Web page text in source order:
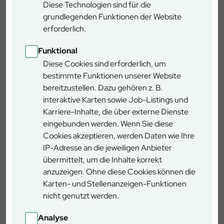
Diese Technologien sind für die
grundlegenden Funktionen der Website
erforderlich.
Funktional
Diese Cookies sind erforderlich, um
bestimmte Funktionen unserer Website
bereitzustellen. Dazu gehören z. B.
interaktive Karten sowie Job-Listings und
Karriere-Inhalte, die über externe Dienste
eingebunden werden. Wenn Sie diese
Cookies akzeptieren, werden Daten wie Ihre
IP-Adresse an die jeweiligen Anbieter
übermittelt, um die Inhalte korrekt
anzuzeigen. Ohne diese Cookies können die
Karten- und Stellenanzeigen-Funktionen
nicht genutzt werden.
Analyse
Mit dem Auto:
Verlassen Sie die A 8 an der Anschlussstelle 99
„Irschenberg“ und folgen Sie der B 472 nach Miesbach.
Am Ortsende von Miesbach folgen Sie der B 307
(Alpenstraße) über Hausham / Schliersee nach Neuhaus.
Nach dem Ortsende biegen Sie rechts ab nach
Spitzingsee. Etwa 200 m nach Ortseingang kommt auf der
linken Seite ein Wanderparkplatz.
Mit Öffentlichen Verkehrsmitteln:
Fahren Sie mit der Bahn bis Neuhaus. Anschließend
nehmen Sie den Bus nach Spitzingsee („Spitzingsee
Wegbeschreibung